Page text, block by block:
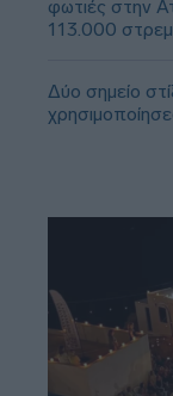
φωτιές στην
113.000
Δύο σημείο